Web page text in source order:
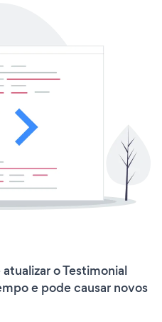
o Testimonial
e pode causar novos